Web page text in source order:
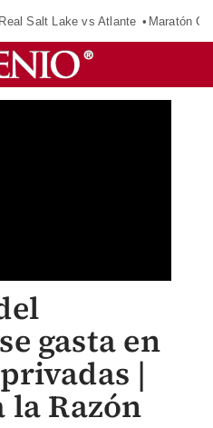
Real Salt Lake vs Atlante Maratón
gasta en
|
la Razón